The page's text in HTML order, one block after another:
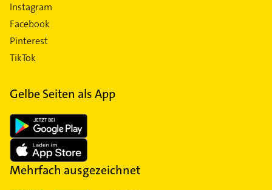
Instagram
Facebook
Pinterest
TikTok
Gelbe Seiten als App
Mehrfach ausgezeichnet